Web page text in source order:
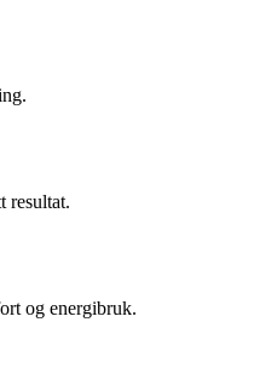
resultat.
og energibruk.